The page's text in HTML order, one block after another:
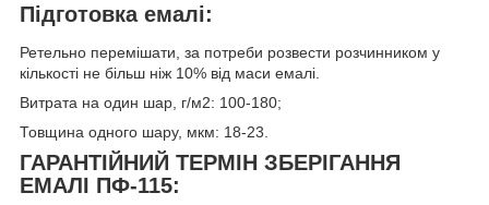
Підготовка емалі:
Ретельно перемішати, за потреби розвести розчинником у
кількості не більш ніж 10% від маси емалі.
Витрата на один шар, г/м2: 100-180;
Товщина одного шару, мкм: 18-23.
ГАРАНТІЙНИЙ ТЕРМІН ЗБЕРІГАННЯ
ЕМАЛІ ПФ-115: